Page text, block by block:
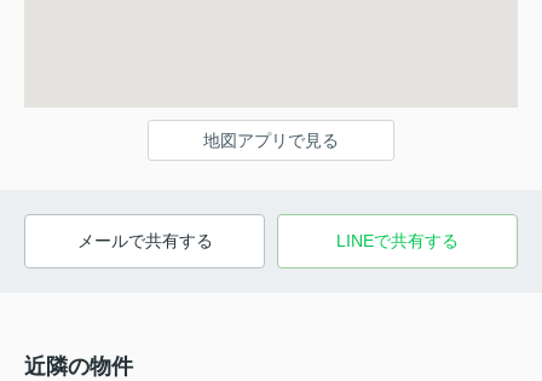
地図アプリで見る
メールで共有する LINEで共有する
近隣の物件